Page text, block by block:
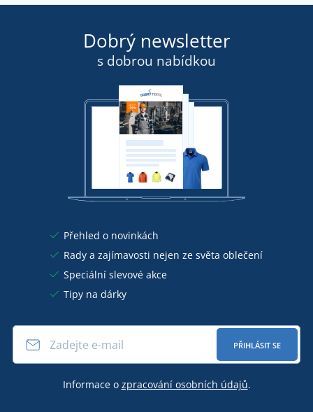
Dobrý newsletter
s dobrou nabídkou
Přehled o novinkách
Rady a zajímavosti nejen ze světa oblečení
Speciální slevové akce
Tipy na dárky
PŘIHLÁSIT SE
Informace o zpracování osobních údajů.